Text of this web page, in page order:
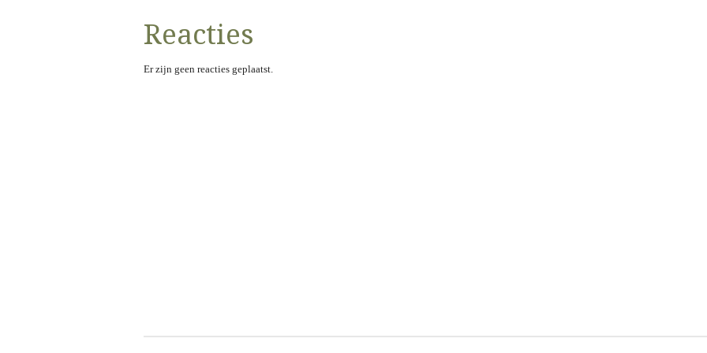
Reacties
Er zijn geen reacties geplaatst.